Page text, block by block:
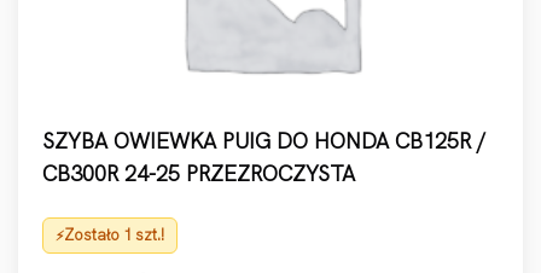
SZYBA OWIEWKA PUIG DO HONDA CB125R /
CB300R 24-25 PRZEZROCZYSTA
Zostało 1 szt.!